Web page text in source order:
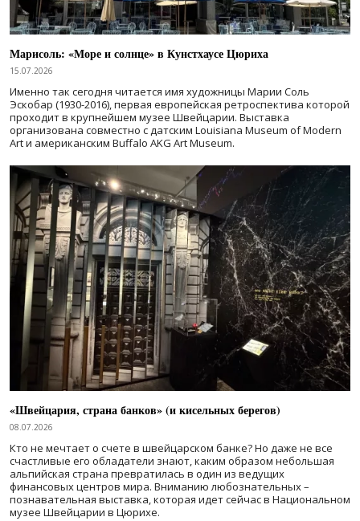
Марисоль: «Море и солнце» в Кунстхаусе Цюриха
15.07.2026
Именно так сегодня читается имя художницы Марии Соль
Эскобар (1930-2016), первая европейская ретроспектива которой
проходит в крупнейшем музее Швейцарии. Выставка
организована совместно с датским Louisiana Museum of Modern
Art и американским Buffalo AKG Art Museum.
«Швейцария, страна банков» (и кисельных берегов)
08.07.2026
Кто не мечтает о счете в швейцарском банке? Но даже не все
счастливые его обладатели знают, каким образом небольшая
альпийская страна превратилась в один из ведущих
финансовых центров мира. Вниманию любознательных –
познавательная выставка, которая идет сейчас в Национальном
музее Швейцарии в Цюрихе.